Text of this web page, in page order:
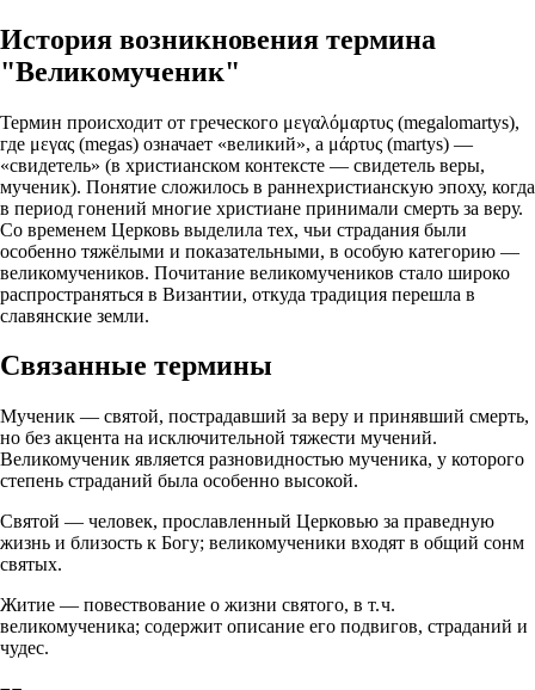
История возникновения термина
"Великомученик"
Термин происходит от греческого μεγαλόμαρτυς (megalomartys),
где μεγας (megas) означает «великий», а μάρτυς (martys) —
«свидетель» (в христианском контексте — свидетель веры,
мученик). Понятие сложилось в раннехристианскую эпоху, когда
в период гонений многие христиане принимали смерть за веру.
Со временем Церковь выделила тех, чьи страдания были
особенно тяжёлыми и показательными, в особую категорию —
великомучеников. Почитание великомучеников стало широко
распространяться в Византии, откуда традиция перешла в
славянские земли.
Связанные термины
Мученик — святой, пострадавший за веру и принявший смерть,
но без акцента на исключительной тяжести мучений.
Великомученик является разновидностью мученика, у которого
степень страданий была особенно высокой.
Святой — человек, прославленный Церковью за праведную
жизнь и близость к Богу; великомученики входят в общий сонм
святых.
Житие — повествование о жизни святого, в т. ч.
великомученика; содержит описание его подвигов, страданий и
чудес.